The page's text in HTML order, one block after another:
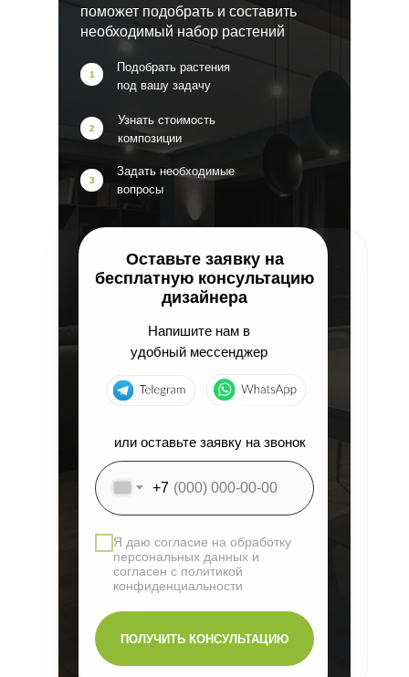
поможет подобрать и составить
необходимый набор растений
Подобрать растения
под вашу задачу
1
Узнать стоимость
композиции
2
Оставьте заявку на
бесплатную консультацию
дизайнера
+7
Я даю согласие на обработку
персональных данных и
согласен с политикой
конфиденциальности
ПОЛУЧИТЬ КОНСУЛЬТАЦИЮ
Напишите нам в
удобный мессенджер
или оставьте заявку на звонок
Задать необходимые
вопросы
3